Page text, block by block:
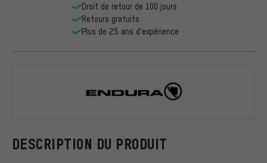
DESCRIPTION DU PRODUIT
Droit de retour de 100 jours
Retours gratuits
Plus de 25 ans d'expérience